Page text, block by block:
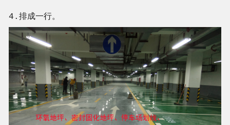
4.排成一行。